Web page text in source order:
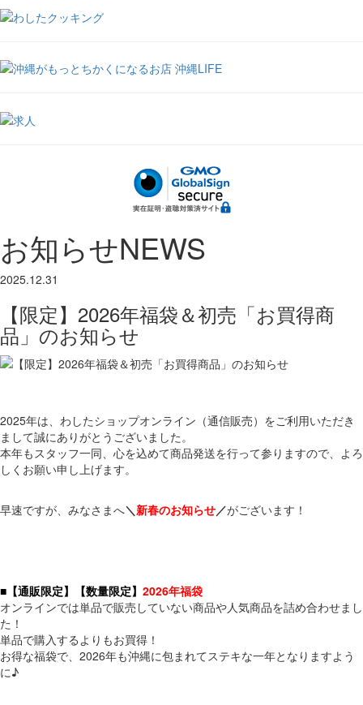
お知らせNEWS
2025.12.31
【限定】2026年福袋＆初売「お買得商
品」のお知らせ
2025年は、わしたショップオンライン（通信販売）をご利用いただき
まして誠にありがとうございました。
本年もスタッフ一同、心を込めて商品発送を行って参りますので、よろ
しくお願い申し上げます。
早速ですが、みなさまへ＼ 新春のお知らせ／がございます！
■【通販限定】【数量限定】 2026年福袋
オンラインでは単品で販売していない商品や人気商品を詰め合わせまし
た！
単品で購入するよりもお買得！
お得な福袋で、2026年も沖縄に包まれてステキな一年となりますよう
に♪